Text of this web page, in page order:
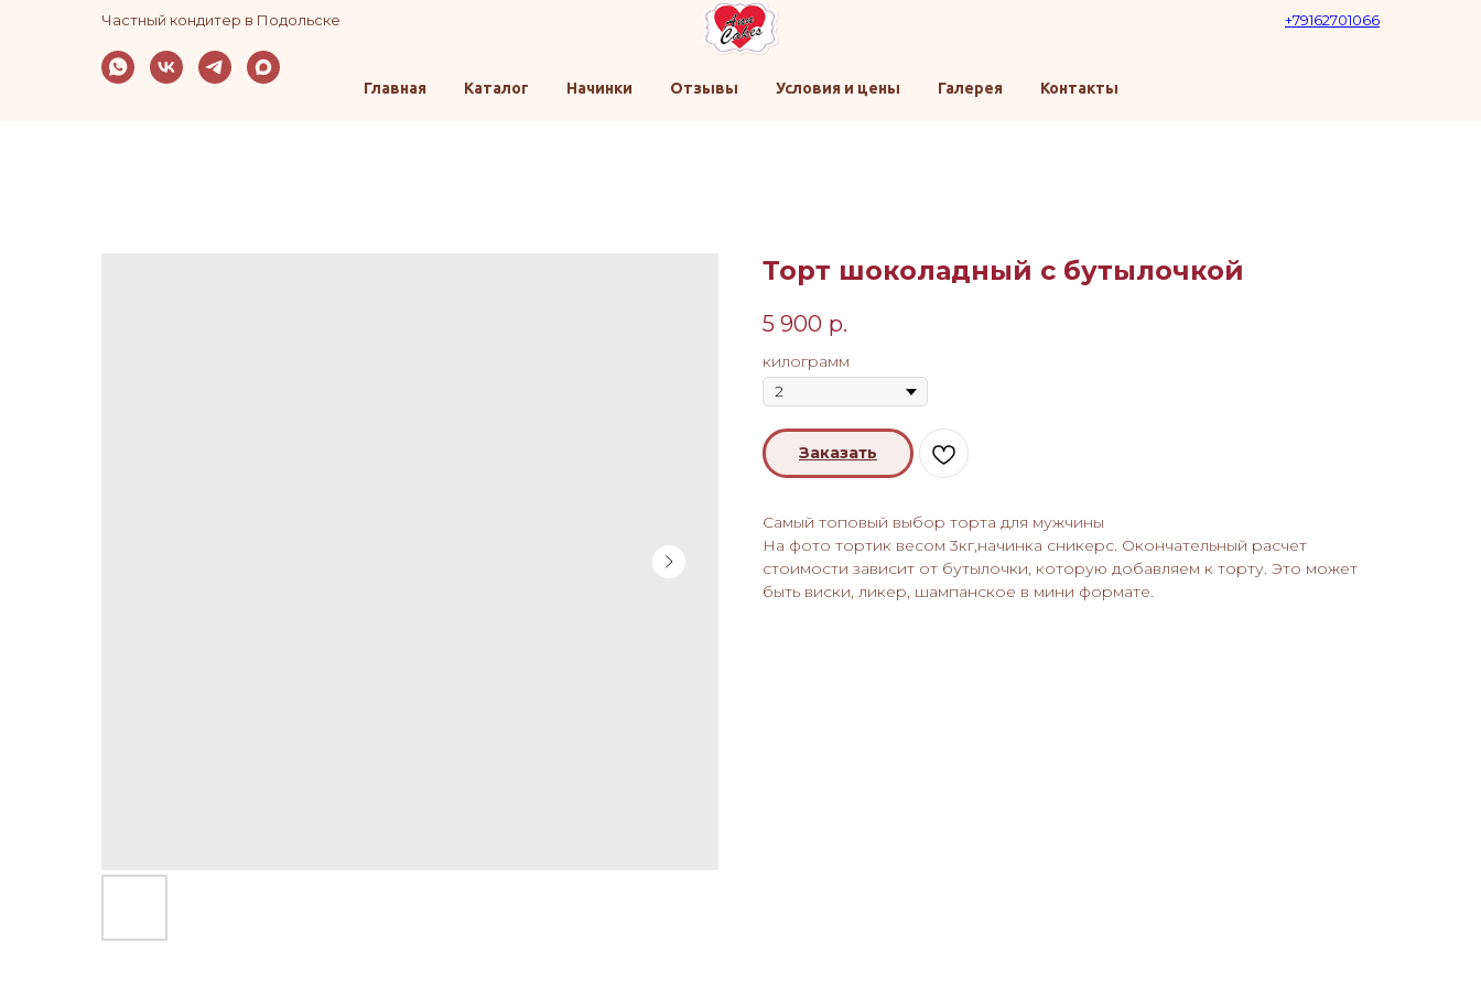
Частный кондитер в Подольске +79162701066
Главная Каталог Начинки Отзывы Условия и цены Галерея Контакты
Торт шоколадный с бутылочкой
5 900 р.
килограмм
Заказать
Самый топовый выбор торта для мужчины
На фото тортик весом 3кг,начинка сникерс. Окончательный расчет
стоимости зависит от бутылочки, которую добавляем к торту. Это может
быть виски, ликер, шампанское в мини формате.